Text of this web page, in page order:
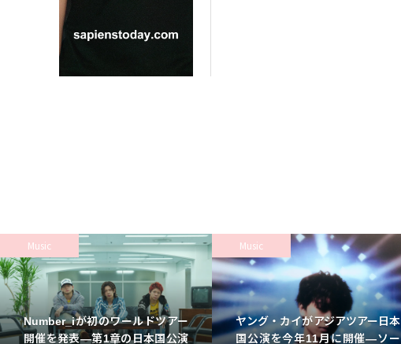
Music
Number_iが初のワールドツアー
開催を発表—第1章の日本国公演
Music
ヤング・カイがアジアツアー日本
国公演を今年11月に開催—ソー